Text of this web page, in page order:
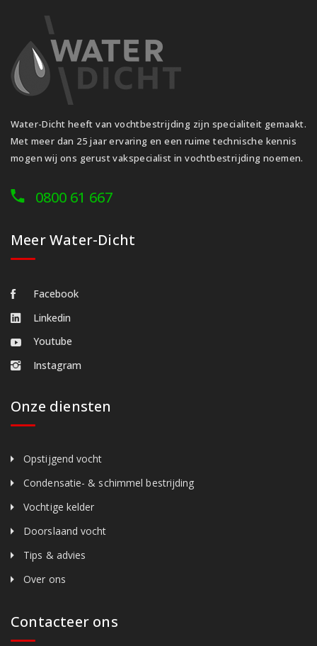
Water-Dicht heeft van vochtbestrijding zijn specialiteit gemaakt.
Met meer dan 25 jaar ervaring en een ruime technische kennis
mogen wij ons gerust vakspecialist in vochtbestrijding noemen.
0800 61 667
Meer Water-Dicht
Facebook
Linkedin
Youtube
Instagram
Onze diensten
Opstijgend vocht
Condensatie- & schimmel bestrijding
Vochtige kelder
Doorslaand vocht
Tips & advies
Over ons
Contacteer ons